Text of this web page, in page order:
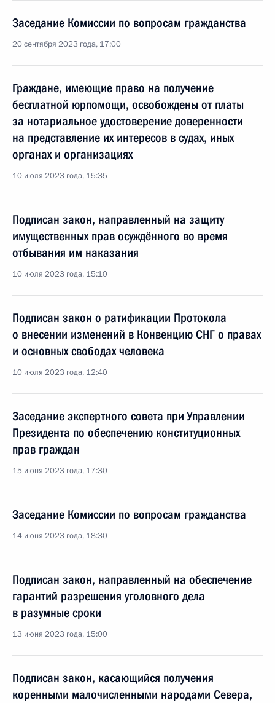
Заседание Комиссии по вопросам гражданства
20 сентября 2023 года, 17:00
Граждане, имеющие право на получение
бесплатной юрпомощи, освобождены от платы
за нотариальное удостоверение доверенности
на представление их интересов в судах, иных
органах и организациях
10 июля 2023 года, 15:35
Подписан закон, направленный на защиту
имущественных прав осуждённого во время
отбывания им наказания
10 июля 2023 года, 15:10
Подписан закон о ратификации Протокола
о внесении изменений в Конвенцию СНГ о правах
и основных свободах человека
10 июля 2023 года, 12:40
Заседание экспертного совета при Управлении
Президента по обеспечению конституционных
прав граждан
15 июня 2023 года, 17:30
Заседание Комиссии по вопросам гражданства
14 июня 2023 года, 18:30
Подписан закон, направленный на обеспечение
гарантий разрешения уголовного дела
в разумные сроки
13 июня 2023 года, 15:00
Подписан закон, касающийся получения
коренными малочисленными народами Севера,